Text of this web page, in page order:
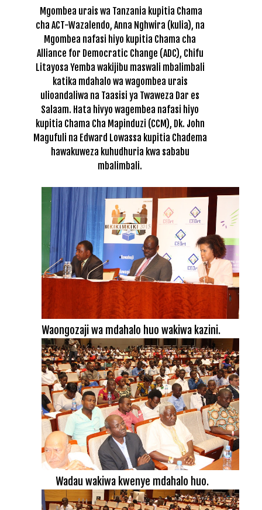
Mgombea urais wa Tanzania kupitia Chama
cha ACT-Wazalendo, Anna Nghwira (kulia), na
Mgombea nafasi hiyo kupitia Chama cha
Alliance for Democratic Change (ADC), Chifu
Litayosa Yemba wakijibu maswali mbalimbali
katika mdahalo wa wagombea urais
ulioandaliwa na Taasisi ya Twaweza Dar es
Salaam. Hata hivyo wagembea nafasi hiyo
kupitia Chama Cha Mapinduzi (CCM), Dk. John
Magufuli na Edward Lowassa kupitia Chadema
hawakuweza kuhudhuria kwa sababu
mbalimbali.
Waongozaji wa mdahalo huo wakiwa kazini.
Wadau wakiwa kwenye mdahalo huo.